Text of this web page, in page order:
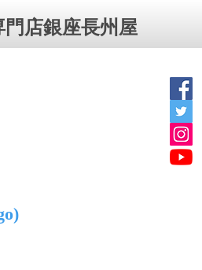
店銀座⻑州屋